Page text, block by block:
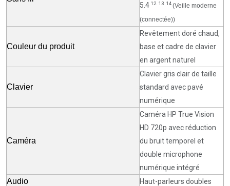
5.4 12 13 14(Veille moderne
(connectée))
Couleur du produit
Revêtement doré chaud,
base et cadre de clavier
en argent naturel
Clavier
Clavier gris clair de taille
standard avec pavé
numérique
Caméra
Caméra HP True Vision
HD 720p avec réduction
du bruit temporel et
double microphone
numérique intégré
Audio Haut-parleurs doubles